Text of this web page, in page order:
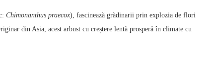
Chimonanthus praecox), fascinează grădinarii prin explozia de flori
din Asia, acest arbust cu creștere lentă prosperă în climate cu